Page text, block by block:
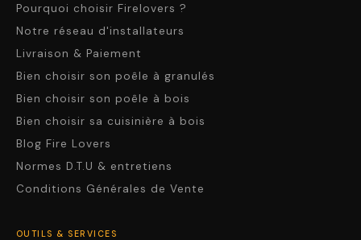
Pourquoi choisir Firelovers ?
Notre réseau d'installateurs
Livraison & Paiement
Bien choisir son poêle à granulés
Bien choisir son poêle à bois
Bien choisir sa cuisinière à bois
Blog Fire Lovers
Normes D.T.U & entretiens
Conditions Générales de Vente
OUTILS & SERVICES